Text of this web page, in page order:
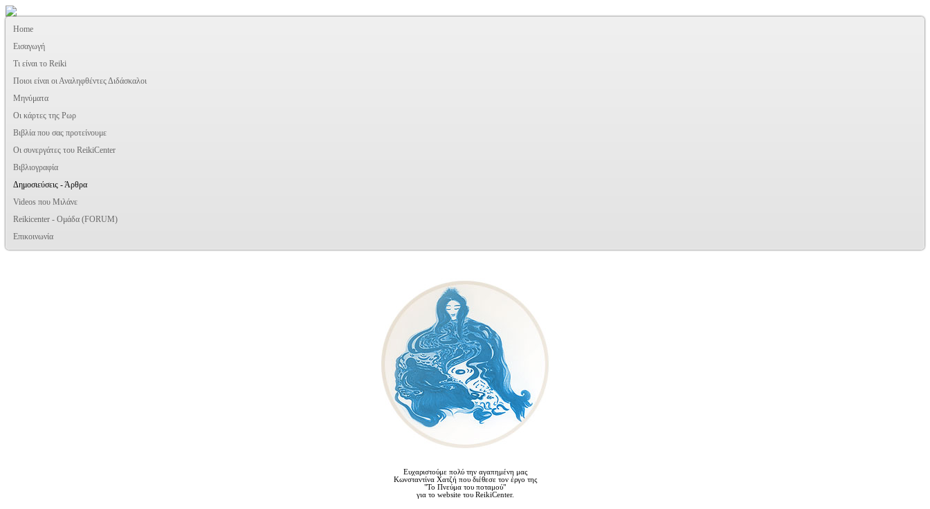
Home
Εισαγωγή
Τι είναι το Reiki
Ποιοι είναι οι Αναληφθέντες Διδάσκαλοι
Μηνύματα
Οι κάρτες της Ρωρ
Βιβλία που σας προτείνουμε
Oι συνεργάτες του ReikiCenter
Βιβλιογραφία
Δημοσιεύσεις - Άρθρα
Videos που Μιλάνε
Reikicenter - Ομάδα (FORUM)
Επικοινωνία
Ευχαριστούμε πολύ την αγαπημένη μας
Κωνσταντίνα Χατζή που διέθεσε τον έργο της
"Το Πνεύμα του ποταμού"
για το website του ReikiCenter.